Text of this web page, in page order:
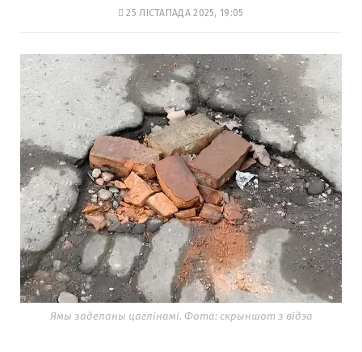
25 ЛІСТАПАДА 2025, 19:05
Ямы заделаны цаглінамі. Фота: скрыншот з відэа